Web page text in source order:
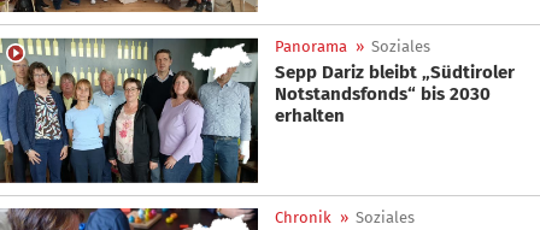
Panorama » Soziales
Sepp Dariz bleibt „Südtiroler
Notstandsfonds“ bis 2030
erhalten
Chronik » Soziales